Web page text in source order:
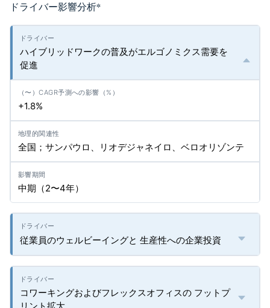
ドライバー影響分析*
ハイブリッドワークの普及がエルゴノミクス需要を
促進
+1.8%
全国；サンパウロ、リオデジャネイロ、ベロオリゾンテ
中期（2〜4年）
従業員のウェルビーイングと 生産性への企業投資
コワーキングおよびフレックスオフィスの フットプ